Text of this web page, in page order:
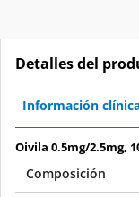
Detalles del
Información
Oivila 0.5mg/2.5mg,
Composición